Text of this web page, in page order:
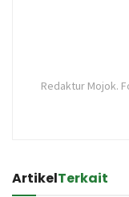
Redaktur Mojok.
ArtikelTerkait